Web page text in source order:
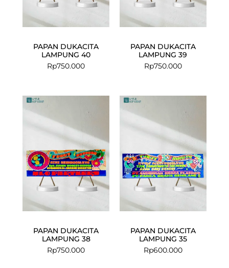
PAPAN DUKACITA
LAMPUNG 40
Rp750.000
PAPAN DUKACITA
LAMPUNG 39
Rp750.000
PAPAN DUKACITA
LAMPUNG 38
Rp750.000
PAPAN DUKACITA
LAMPUNG 35
Rp600.000